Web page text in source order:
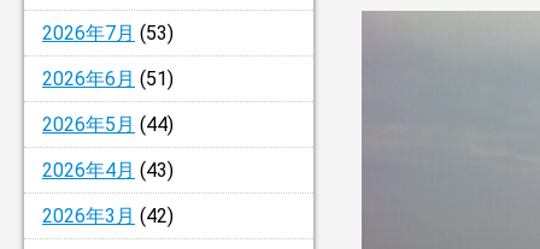
2026年7月 (53)
2026年6月 (51)
2026年5月 (44)
2026年4月 (43)
2026年3月 (42)